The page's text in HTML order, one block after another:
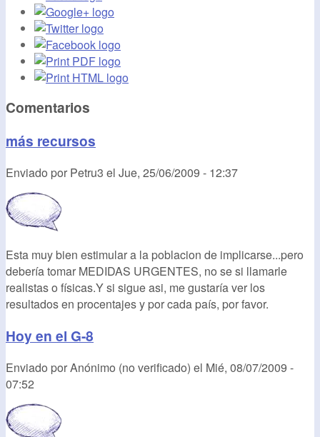
Comentarios
más recursos
Enviado por Petru3 el Jue, 25/06/2009 - 12:37
Esta muy bien estimular a la poblacion de implicarse...pero
debería tomar MEDIDAS URGENTES, no se si llamarle
realistas o físicas.Y si sigue asi, me gustaría ver los
resultados en procentajes y por cada país, por favor.
Hoy en el G-8
Enviado porAnónimo (no verificado) el Mié, 08/07/2009 -
07:52